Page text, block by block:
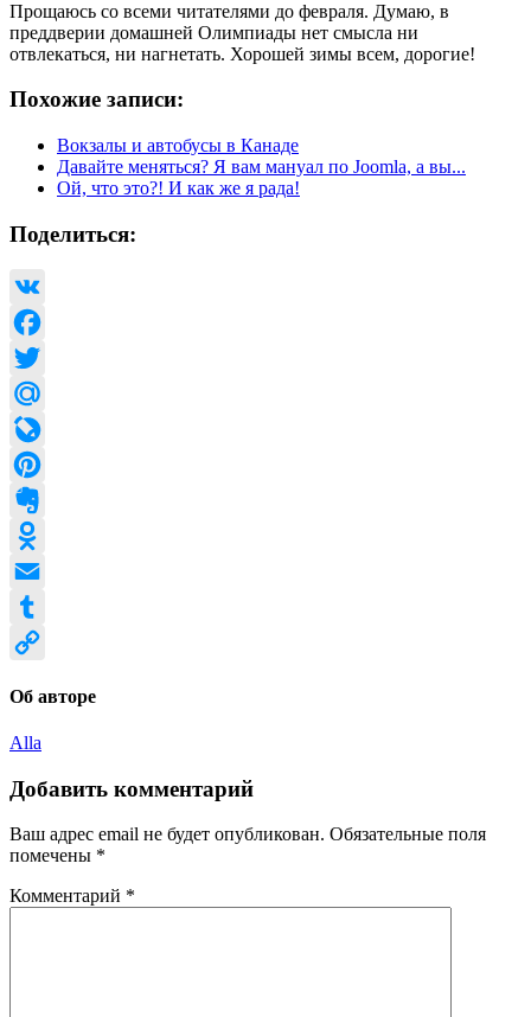
Прощаюсь со всеми читателями до февраля. Думаю, в
преддверии домашней Олимпиады нет смысла ни
отвлекаться, ни нагнетать. Хорошей зимы всем, дорогие!
Похожие записи:
Вокзалы и автобусы в Канаде
Давайте меняться? Я вам мануал по Joomla, а вы...
Ой, что это?! И как же я рада!
Поделиться:
VK
Facebook
Twitter
Mail.Ru
LiveJournal
Pinterest
Evernote
Odnoklassniki
Email
Tumblr
Об авторе
Alla
Добавить комментарий
Ваш адрес email не будет опубликован. Обязательные поля
помечены *
Комментарий *